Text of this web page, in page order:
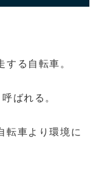
る自転車。
ばれる。
転車より環境に